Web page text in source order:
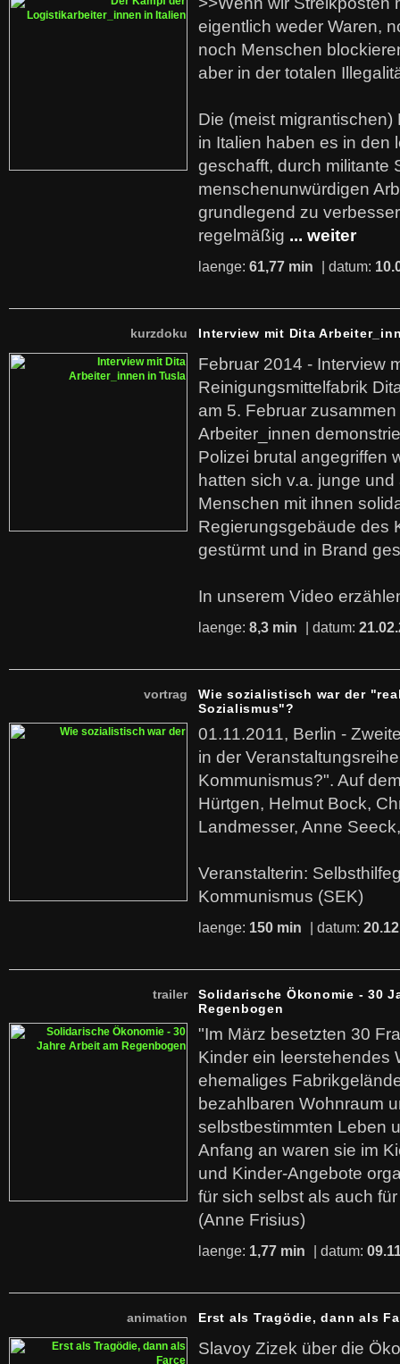
eigentlich weder Waren,
noch Menschen
aber in der totalen
Die (meist
in Italien haben es in den
geschafft, durch militante
menschenunwürdigen
grundlegend zu
regelmäßig ... weiter
laenge: 61,77 min | datum:
kurzdoku Interview mit Dita
Februar 2014 - Interview
Reinigungsmittelfabrik
am 5. Februar
Arbeiter_innen
Polizei brutal angegriffen
hatten sich v.a. junge
Menschen mit ihnen
Regierungsgebäude des
gestürmt und in Brand
In unserem Video
laenge: 8,3 min | datum:
vortrag
Wie sozialistisch war der
Sozialismus"?
01.11.2011, Berlin -
in der
Kommunismus?". Auf
Hürtgen, Helmut Bock,
Landmesser, Anne
Veranstalterin:
Kommunismus (SEK)
laenge: 150 min | datum:
trailer
Solidarische Ökonomie - 30
Regenbogen
"Im März besetzten 30
Kinder ein leerstehendes
ehemaliges
bezahlbaren Wohnraum
selbstbestimmten Leben
Anfang an waren sie im
und Kinder-Angebote
für sich selbst als auch
(Anne Frisius)
laenge: 1,77 min | datum:
animation Erst als Tragödie, dann als
Slavoy Zizek über die